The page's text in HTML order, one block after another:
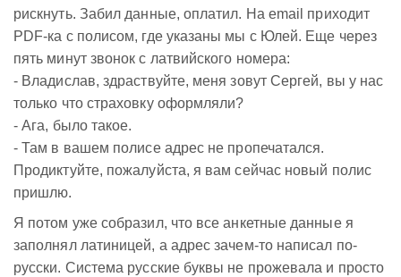
рискнуть. Забил данные, оплатил. На email приходит
PDF-ка с полисом, где указаны мы с Юлей. Еще через
пять минут звонок с латвийского номера:
- Владислав, здраствуйте, меня зовут Сергей, вы у нас
только что страховку оформляли?
- Ага, было такое.
- Там в вашем полисе адрес не пропечатался.
Продиктуйте, пожалуйста, я вам сейчас новый полис
пришлю.
Я потом уже собразил, что все анкетные данные я
заполнял латиницей, а адрес зачем-то написал по-
русски. Система русские буквы не прожевала и просто